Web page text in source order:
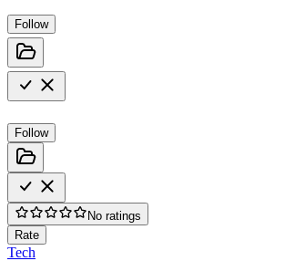
Follow
Follow
No ratings
Rate
Tech